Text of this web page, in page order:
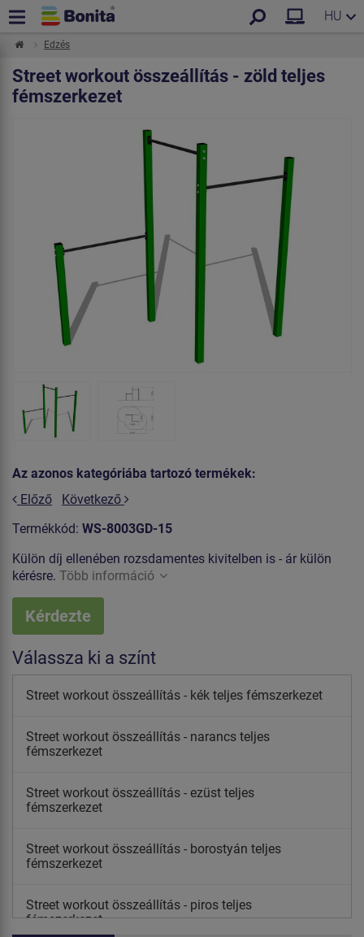
HU
Edzés
Street workout összeállítás - zöld teljes
fémszerkezet
Az azonos kategóriába tartozó termékek:
Előző
Következő
Termékkód: WS-8003GD-15
Külön díj ellenében rozsdamentes kivitelben is - ár külön
kérésre. Több információ
Kérdezte
Válassza ki a színt
Street workout összeállítás - kék teljes fémszerkezet
Street workout összeállítás - narancs teljes
fémszerkezet
Street workout összeállítás - ezüst teljes
fémszerkezet
Street workout összeállítás - borostyán teljes
fémszerkezet
Street workout összeállítás - piros teljes
fémszerkezet